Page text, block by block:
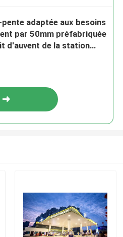
adaptée aux besoins
par 50mm préfabriquée
d'auvent de la station